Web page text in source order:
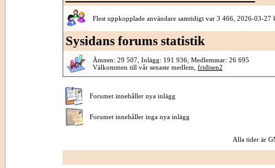
Flest uppkopplade användare samtidigt var 3 466, 2026-03-27
Sysidans forums statistik
Ämnen: 29 507, Inlägg: 191 936, Medlemmar: 26 695
Välkommen till vår senaste medlem, fridisen2
Forumet innehåller nya inlägg
Forumet innehåller inga nya inlägg
Alla tider är